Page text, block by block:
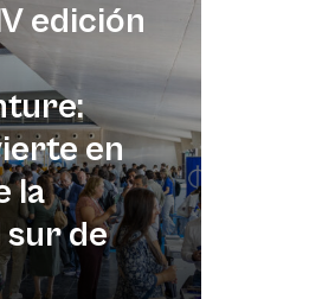
edición
en
la
sur de